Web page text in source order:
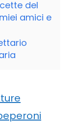
del
amici e